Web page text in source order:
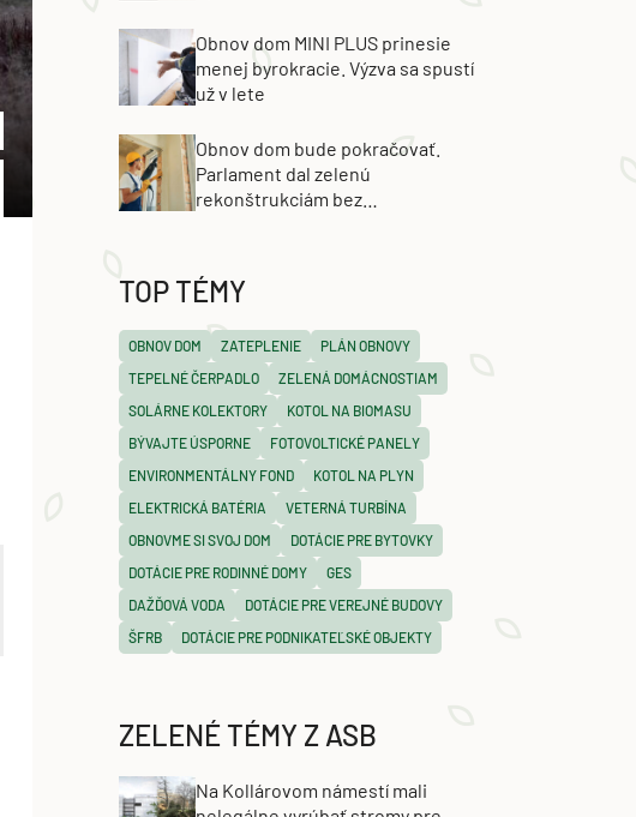
Obnov dom MINI PLUS prinesie
menej byrokracie. Výzva sa spustí
už v lete
Obnov dom bude pokračovať.
Parlament dal zelenú
rekonštrukciám bez
TOP TÉMY
OBNOV DOM ZATEPLENIE
PLÁN OBNOVY
TEPELNÉ ČERPADLO
ZELENÁ DOMÁCNOSTIAM
SOLÁRNE KOLEKTORY
KOTOL NA BIOMASU
BÝVAJTE ÚSPORNE
FOTOVOLTICKÉ PANELY
ENVIRONMENTÁLNY FOND
KOTOL NA PLYN
ELEKTRICKÁ BATÉRIA
VETERNÁ TURBÍNA
OBNOVME SI SVOJ DOM
DOTÁCIE PRE BYTOVKY
DOTÁCIE PRE RODINNÉ DOMY
GES
DAŽĎOVÁ VODA
DOTÁCIE PRE VEREJNÉ BUDOVY
ŠFRB
DOTÁCIE PRE PODNIKATEĽSKÉ OBJEKTY
ZELENÉ TÉMY Z ASB
Na Kollárovom námestí mali